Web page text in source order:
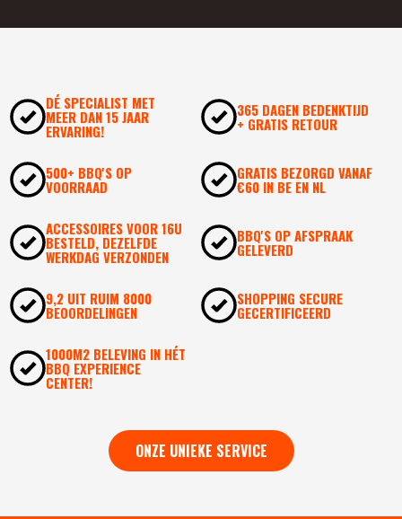
DÉ SPECIALIST MET
MEER DAN 15 JAAR
ERVARING!
365 DAGEN BEDENKTIJD
+ GRATIS RETOUR
500+ BBQ'S OP
VOORRAAD
GRATIS BEZORGD VANAF
€60 IN BE EN NL
ACCESSOIRES VOOR 16U
BESTELD, DEZELFDE
WERKDAG VERZONDEN
BBQ'S OP AFSPRAAK
GELEVERD
9,2 UIT RUIM 8000
BEOORDELINGEN
SHOPPING SECURE
GECERTIFICEERD
1000M2 BELEVING IN HÉT
BBQ EXPERIENCE
CENTER!
ONZE UNIEKE SERVICE